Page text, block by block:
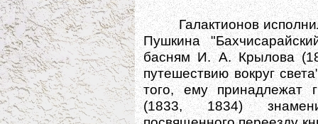
Галактионов исполнил
Пушкина
басням И. А. Крылова
путешествию вокруг
того, ему принадлежат
(1833, 1834)